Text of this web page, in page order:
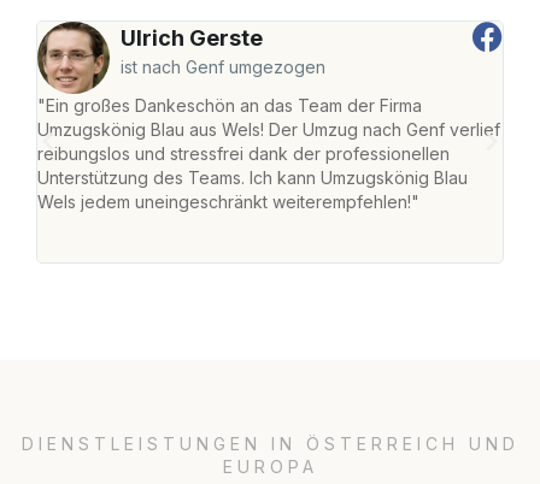
Ulrich Gerste
ist nach Genf umgezogen
"Ein großes Dankeschön an das Team der Firma
Umzugskönig Blau aus Wels! Der Umzug nach Genf verlief
reibungslos und stressfrei dank der professionellen
Unterstützung des Teams. Ich kann Umzugskönig Blau
Wels jedem uneingeschränkt weiterempfehlen!"
DIENSTLEISTUNGEN IN ÖSTERREICH UND
EUROPA